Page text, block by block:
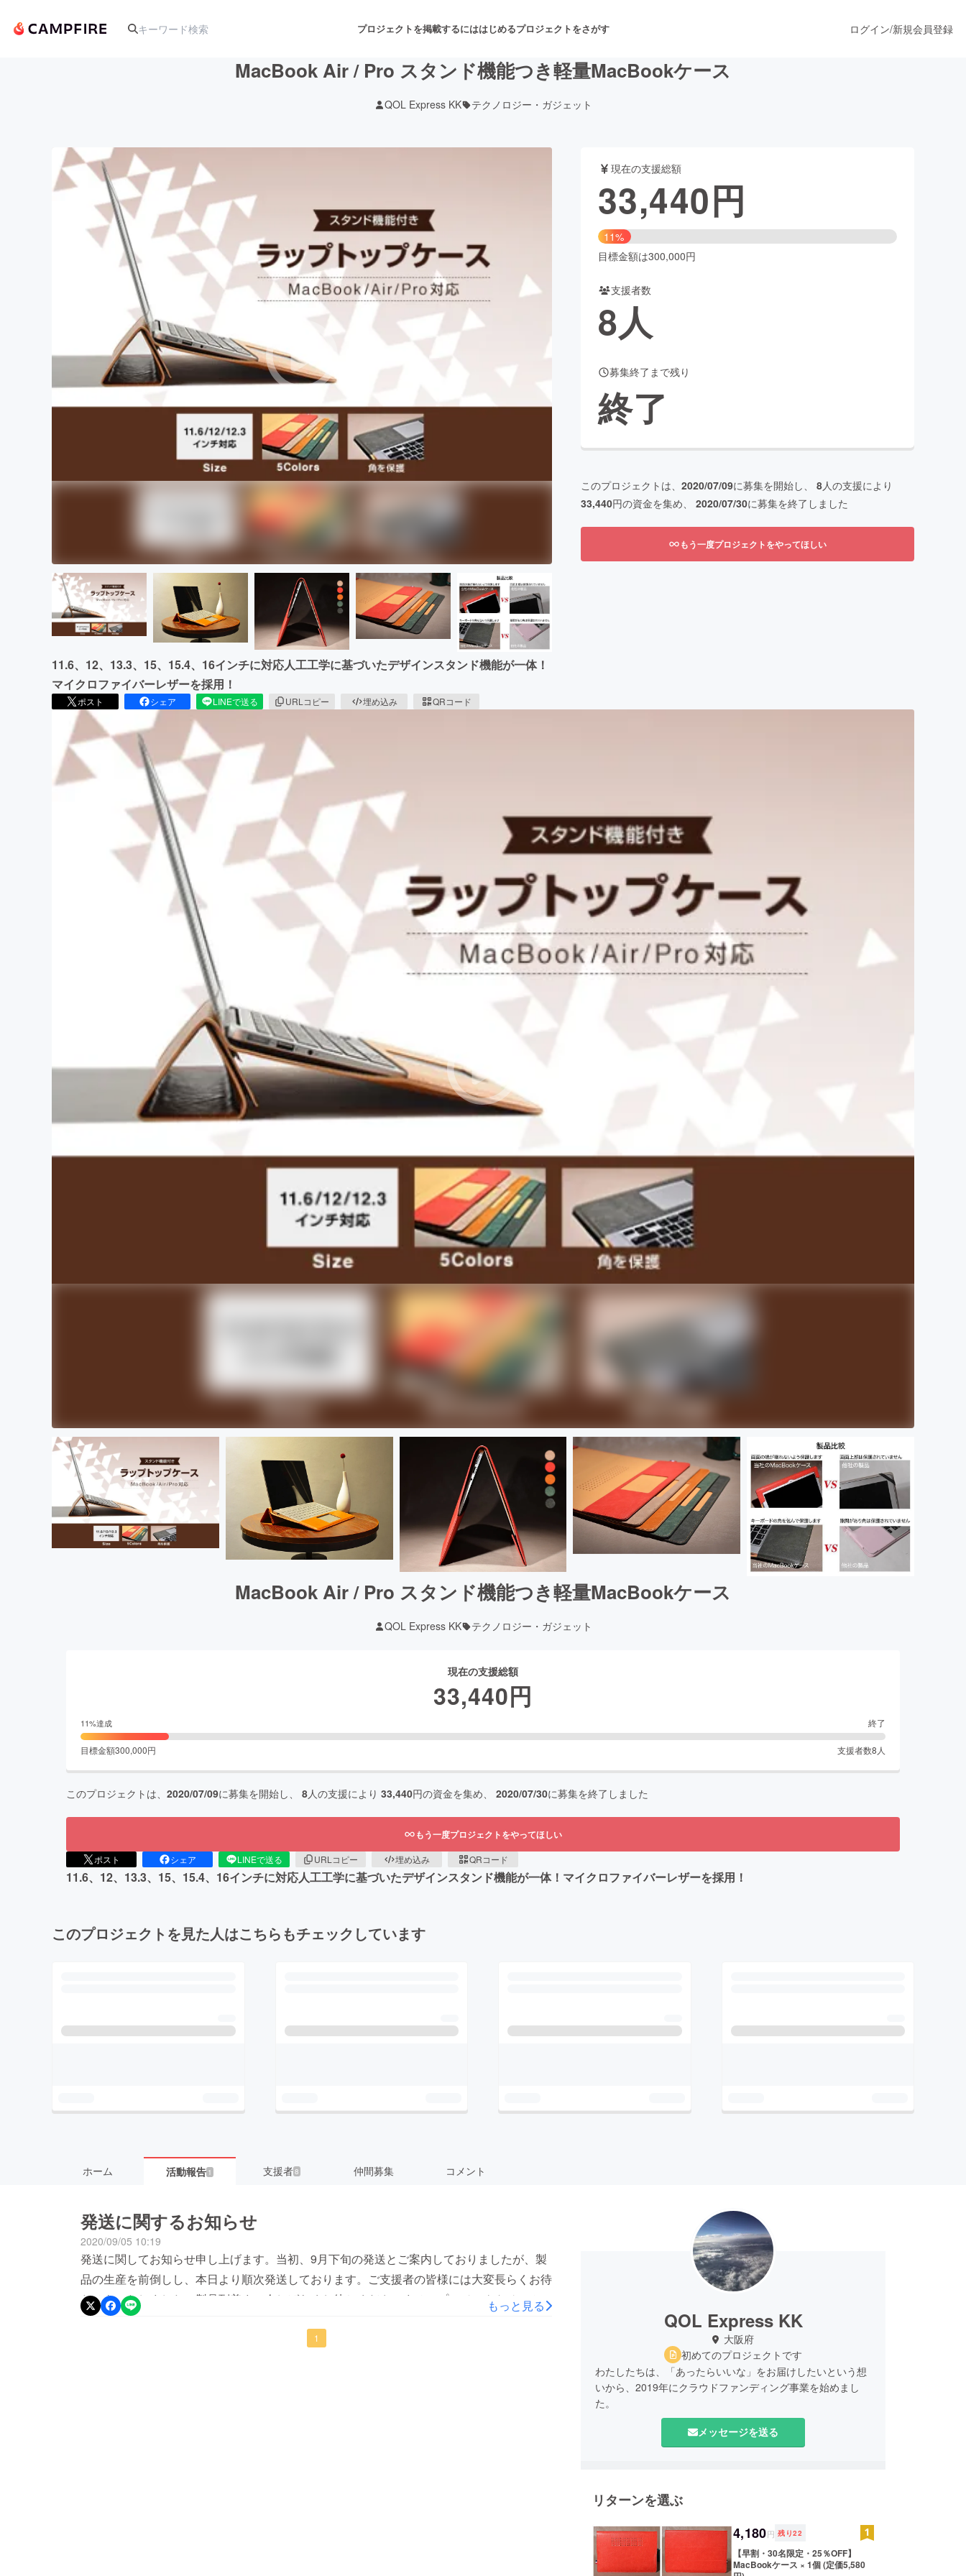
プロジェクトを掲載するにははじめるプロジェクトをさがす
アート・写真 舞台・パフォーマンス
テクノロジー・ガジェット ゲーム・サービス開発 ファッション
映像・映画 書籍・雑誌出版
ビジネス・起業 チャレンジ ビューティー・ヘルスケア
まちづくり・地域活性化
ログイン/新規会員登録
MacBook Air / Pro スタンド機能つき軽量MacBookケース
QOL Express KK テクノロジー・ガジェット
11.6、12、13.3、15、15.4、16インチに対応人工工学に基づいたデザインスタンド機能が一体！
マイクロファイバーレザーを採用！
ポスト シェア LINEで送る URLコピー 埋め込み QRコード
現在の支援総額
33,440円
11%
目標金額は300,000円
支援者数
8人
募集終了まで残り
終了
このプロジェクトは、 2020/07/09に募集を開始し、 8人の支援により
33,440円の資金を集め、 2020/07/30に募集を終了しました
もう一度プロジェクトをやってほしい
MacBook Air / Pro スタンド機能つき軽量MacBookケース
QOL Express KK テクノロジー・ガジェット
現在の支援総額
33,440円
11%達成 終了
目標金額300,000円 支援者数8人
このプロジェクトは、 2020/07/09に募集を開始し、 8人の支援により 33,440円の資金を集め、 2020/07/30に募集を終了しました
もう一度プロジェクトをやってほしい
ポスト シェア LINEで送る URLコピー 埋め込み QRコード
11.6、12、13.3、15、15.4、16インチに対応人工工学に基づいたデザインスタンド機能が一体！マイクロファイバーレザーを採用！
このプロジェクトを見た人はこちらもチェックしています
ホーム 活動報告 1 支援者8 仲間募集 コメント
発送に関するお知らせ
2020/09/05 10:19
発送に関してお知らせ申し上げます。当初、9月下旬の発送とご案内しておりましたが、製
品の生産を前倒しし、本日より順次発送しております。ご支援者の皆様には大変長らくお待
たせをいたしました。製品到着まで今しばらくお待ちくださいませ。プロジェクトチーム一
同
もっと見る
1
QOL Express KK
大阪府
初めてのプロジェクトです
わたしたちは、「あったらいいな」をお届けしたいという想
いから、2019年にクラウドファンディング事業を始めまし
た。
多くの人に感動と驚きのをお届けするために、日々商品アイ
デアの開発と探求をしております。
1.QOLエクスプレス合同会社
メッセージを送る
リターンを選ぶ
4,180円 残り22
【早割・30名限定・25％OFF】
MacBookケース × 1個 (定価5,580